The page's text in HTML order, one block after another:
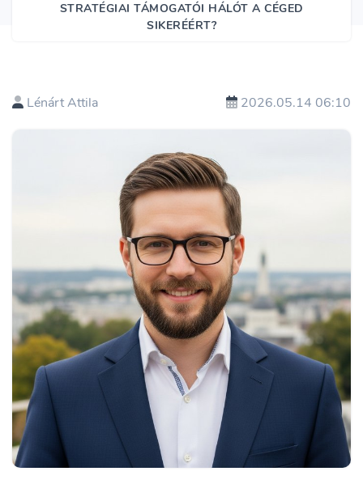
STRATÉGIAI TÁMOGATÓI HÁLÓT A CÉGED
SIKERÉÉRT?
Lénárt Attila 2026.05.14 06:10